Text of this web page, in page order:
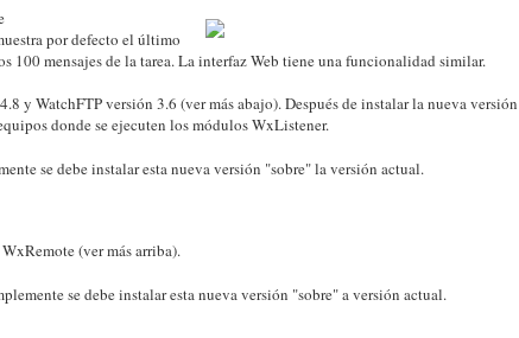
por defecto el último
100 mensajes de la tarea. La interfaz Web tiene una funcionalidad similar.
y WatchFTP versión 3.6 (ver más abajo). Después de instalar la nueva
donde se ejecuten los módulos WxListener.
se debe instalar esta nueva versión "sobre" la versión actual.
(ver más arriba).
se debe instalar esta nueva versión "sobre" a versión actual.